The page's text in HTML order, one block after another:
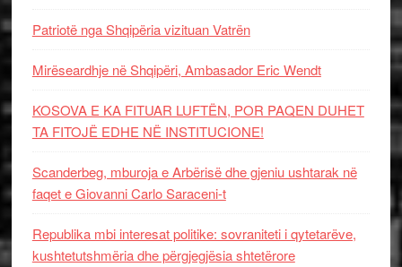
Patriotë nga Shqipëria vizituan Vatrën
Mirëseardhje në Shqipëri, Ambasador Eric Wendt
KOSOVA E KA FITUAR LUFTËN, POR PAQEN DUHET
TA FITOJË EDHE NË INSTITUCIONE!
Scanderbeg, mburoja e Arbërisë dhe gjeniu ushtarak në
faqet e Giovanni Carlo Saraceni-t
Republika mbi interesat politike: sovraniteti i qytetarëve,
kushtetutshmëria dhe përgjegjësia shtetërore